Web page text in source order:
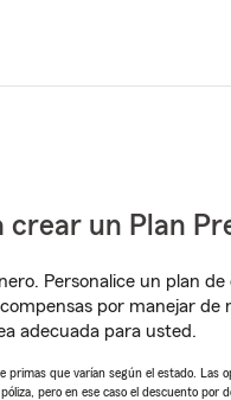
un Plan
Personalice un plan
por manejar
adecuada para usted.
primas que varían según el estado. Las
pero en ese caso el descuento